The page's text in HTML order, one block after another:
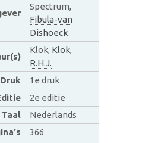
Spectrum,
Fibula-van
Dishoeck
Klok, Klok,
R.H.J.
Druk
1e druk
2e editie
Taal
Nederlands
366